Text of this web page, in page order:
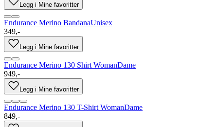
Legg i Mine favoritter
Endurance Merino BandanaUnisex
349,-
Legg i Mine favoritter
Endurance Merino 130 Shirt WomanDame
949,-
Legg i Mine favoritter
Endurance Merino 130 T-Shirt WomanDame
849,-